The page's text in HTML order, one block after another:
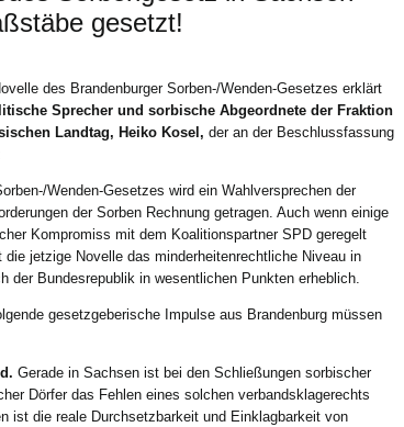
gesetzt!
des Brandenburger Sorben-/Wenden-Gesetzes erklärt
Sprecher und sorbische Abgeordnete der Fraktion
Landtag, Heiko Kosel, der an der Beschlussfassung
Wenden-Gesetzes wird ein Wahlversprechen der
der Sorben Rechnung getragen. Auch wenn einige
Kompromiss mit dem Koalitionspartner SPD geregelt
die jetzige Novelle das minderheitenrechtliche Niveau in
der Bundesrepublik in wesentlichen Punkten erheblich.
gesetzgeberische Impulse aus Brandenburg müssen
Gerade in Sachsen ist bei den Schließungen sorbischer
Dörfer das Fehlen eines solchen verbandsklagerechts
ist die reale Durchsetzbarkeit und Einklagbarkeit von